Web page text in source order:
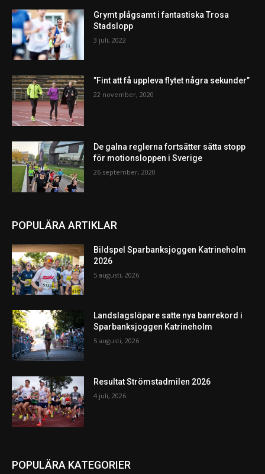
Grymt plågsamt i fantastiska Trosa
Stadslopp
3 juli, 2022
”Fint att få uppleva flytet några sekunder”
22 november, 2020
De galna reglerna fortsätter sätta stopp
för motionsloppen i Sverige
26 september, 2020
POPULÄRA ARTIKLAR
Bildspel Sparbanksjoggen Katrineholm
2026
5 augusti, 2026
Landslagslöpare satte nya banrekord i
Sparbanksjoggen Katrineholm
5 augusti, 2026
Resultat Strömstadmilen 2026
4 juli, 2026
POPULÄRA KATEGORIER